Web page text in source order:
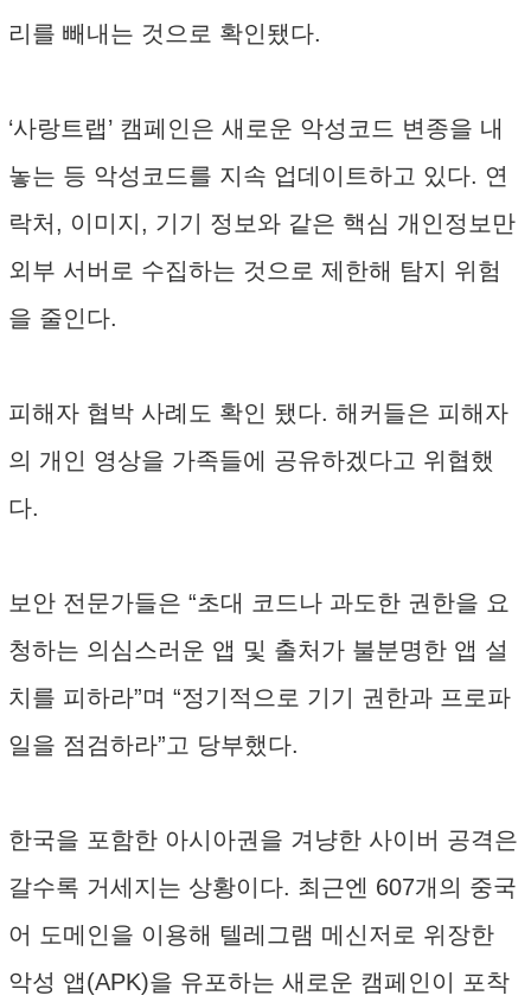
리를 빼내는 것으로 확인됐다.
‘사랑트랩’ 캠페인은 새로운 악성코드 변종을 내
놓는 등 악성코드를 지속 업데이트하고 있다. 연
락처, 이미지, 기기 정보와 같은 핵심 개인정보만
외부 서버로 수집하는 것으로 제한해 탐지 위험
을 줄인다.
피해자 협박 사례도 확인 됐다. 해커들은 피해자
의 개인 영상을 가족들에 공유하겠다고 위협했
다.
보안 전문가들은 “초대 코드나 과도한 권한을 요
청하는 의심스러운 앱 및 출처가 불분명한 앱 설
치를 피하라”며 “정기적으로 기기 권한과 프로파
일을 점검하라”고 당부했다.
한국을 포함한 아시아권을 겨냥한 사이버 공격은
갈수록 거세지는 상황이다. 최근엔 607개의 중국
어 도메인을 이용해 텔레그램 메신저로 위장한
악성 앱(APK)을 유포하는 새로운 캠페인이 포착